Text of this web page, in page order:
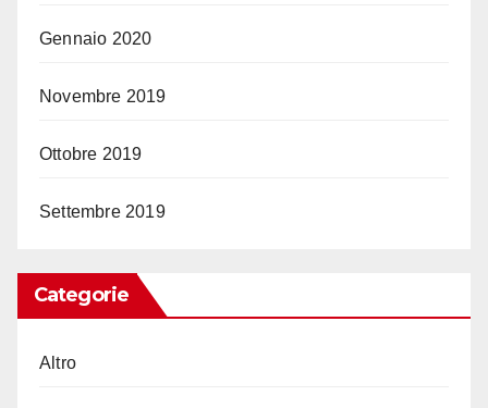
Gennaio 2020
Novembre 2019
Ottobre 2019
Settembre 2019
Categorie
Altro